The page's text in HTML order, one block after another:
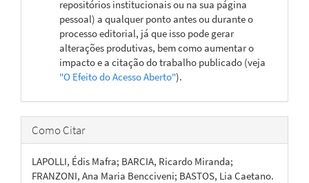
repositórios institucionais ou na sua página
pessoal) a qualquer ponto antes ou durante o
processo editorial, já que isso pode gerar
alterações produtivas, bem como aumentar o
impacto e a citação do trabalho publicado (veja
"O Efeito do Acesso Aberto").
Como Citar
LAPOLLI, Édis Mafra; BARCIA, Ricardo Miranda;
FRANZONI, Ana Maria Bencciveni; BASTOS, Lia Caetano.